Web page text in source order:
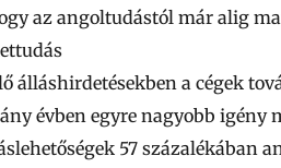
az angoltudástól már alig
álláshirdetésekben a cégek
évben egyre nagyobb
57 százalékában